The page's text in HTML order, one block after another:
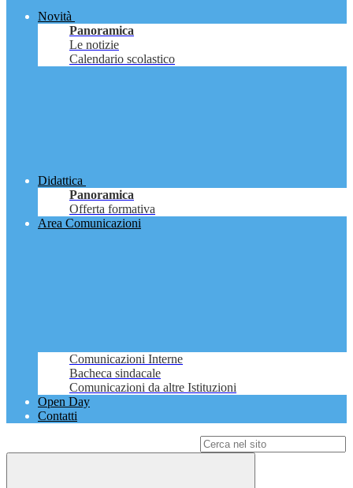
Novità
Panoramica
Le notizie
Calendario scolastico
Didattica
Panoramica
Offerta formativa
Area Comunicazioni
Comunicazioni Interne
Bacheca sindacale
Comunicazioni da altre Istituzioni
Open Day
Contatti